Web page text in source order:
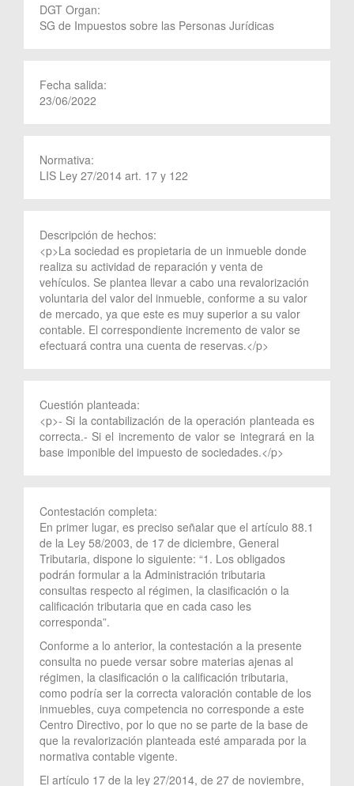
DGT Organ:
SG de Impuestos sobre las Personas Jurídicas
Fecha salida:
23/06/2022
Normativa:
LIS Ley 27/2014 art. 17 y 122
Descripción de hechos:
<p>La sociedad es propietaria de un inmueble donde
realiza su actividad de reparación y venta de
vehículos. Se plantea llevar a cabo una revalorización
voluntaria del valor del inmueble, conforme a su valor
de mercado, ya que este es muy superior a su valor
contable. El correspondiente incremento de valor se
efectuará contra una cuenta de reservas.</p>
Cuestión planteada:
<p>- Si la contabilización de la operación planteada es
correcta.- Si el incremento de valor se integrará en la
base imponible del impuesto de sociedades.</p>
Contestación completa:
En primer lugar, es preciso señalar que el artículo 88.1
de la Ley 58/2003, de 17 de diciembre, General
Tributaria, dispone lo siguiente: “1. Los obligados
podrán formular a la Administración tributaria
consultas respecto al régimen, la clasificación o la
calificación tributaria que en cada caso les
corresponda”.
Conforme a lo anterior, la contestación a la presente
consulta no puede versar sobre materias ajenas al
régimen, la clasificación o la calificación tributaria,
como podría ser la correcta valoración contable de los
inmuebles, cuya competencia no corresponde a este
Centro Directivo, por lo que no se parte de la base de
que la revalorización planteada esté amparada por la
normativa contable vigente.
El artículo 17 de la ley 27/2014, de 27 de noviembre,